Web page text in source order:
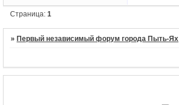
Страница:1
» Первый независимый форум города Пыть-Ях